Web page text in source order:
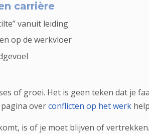
carrière
vanuit leiding
op de werkvloer
of groei. Het is geen teken dat je
overconflicten op het werk
is of je moet blijven of